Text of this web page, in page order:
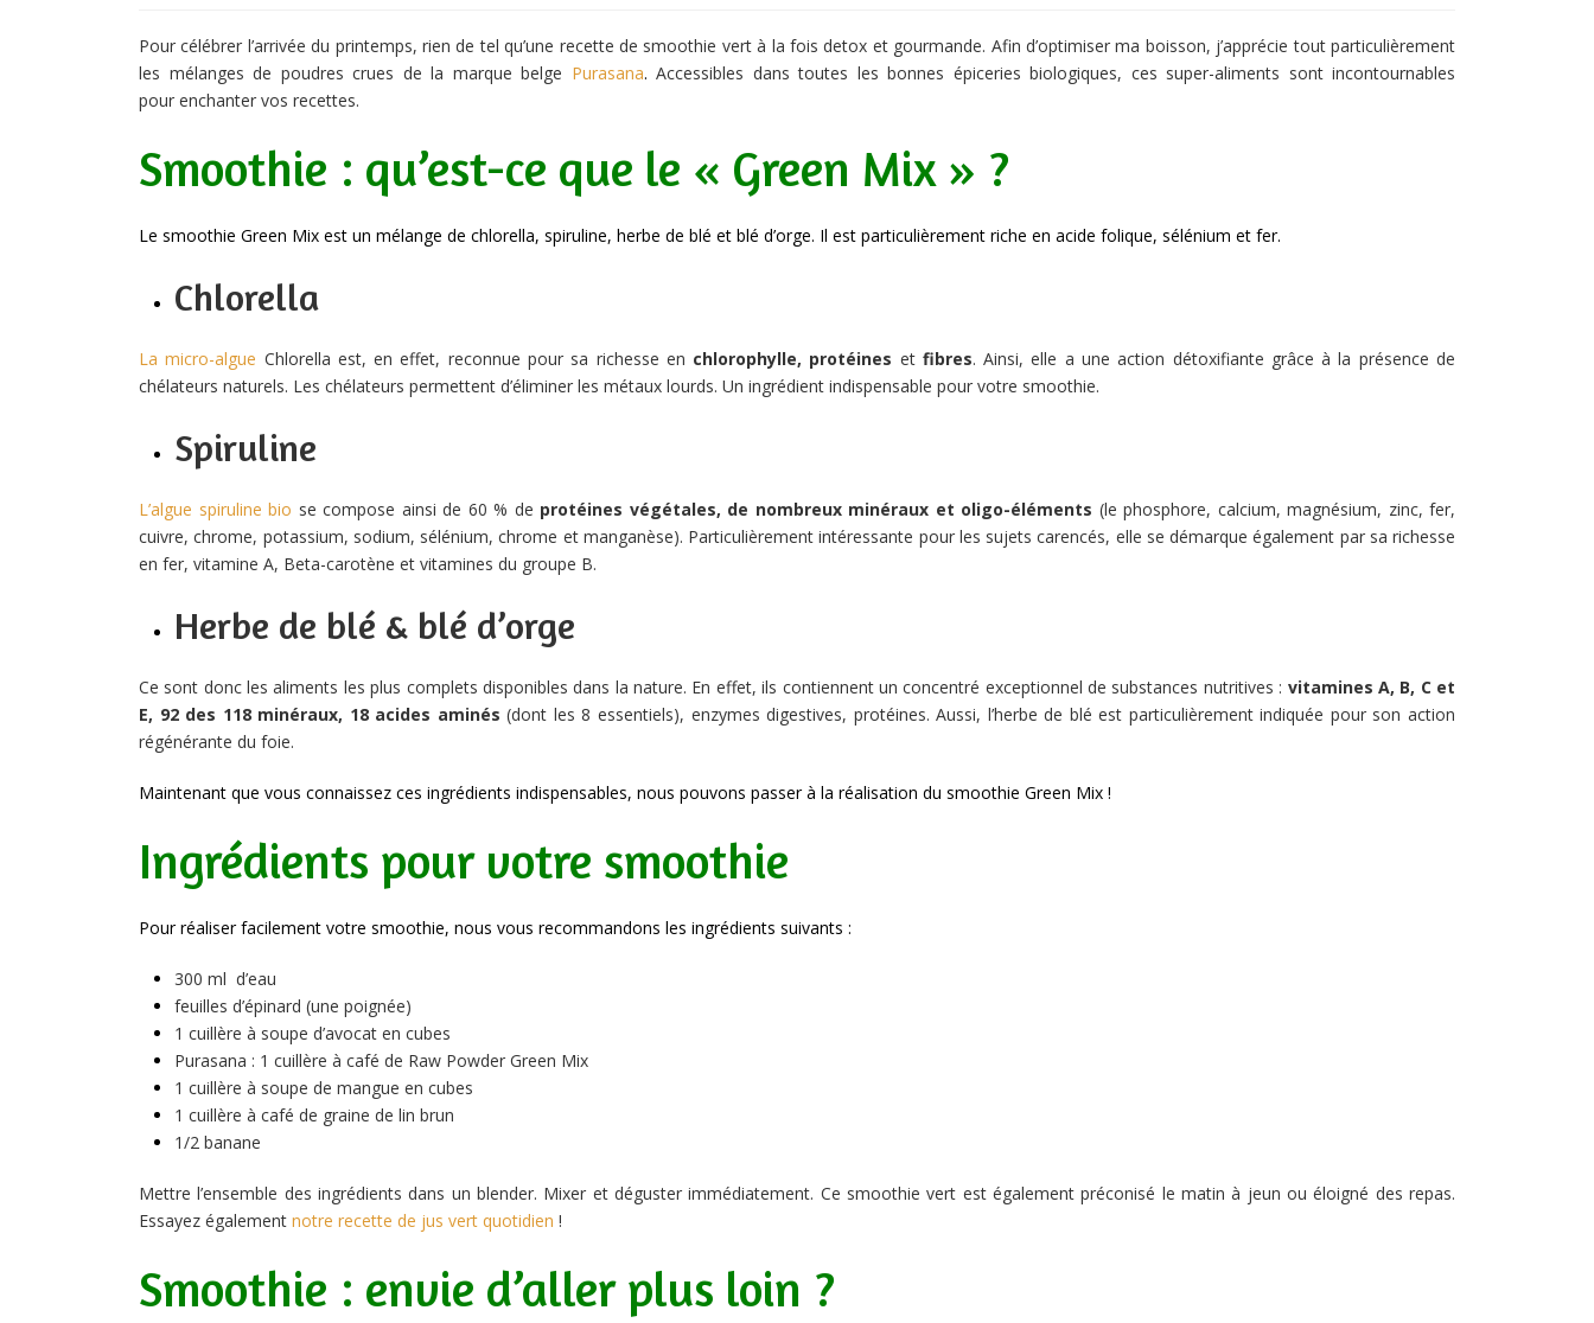
Pour célébrer l’arrivée du printemps, rien de tel qu’une recette de smoothie vert à la fois detox et gourmande. Afin d’optimiser ma boisson, j’apprécie tout particulièrement
les mélanges de poudres crues de la marque belge Purasana. Accessibles dans toutes les bonnes épiceries biologiques, ces super-aliments sont incontournables
pour enchanter vos recettes.
Smoothie : qu’est-ce que le « Green Mix » ?
Le smoothie Green Mix est un mélange de chlorella, spiruline, herbe de blé et blé d’orge. Il est particulièrement riche en acide folique, sélénium et fer.
Chlorella
La micro-algue Chlorella est, en effet, reconnue pour sa richesse en chlorophylle, protéines et fibres. Ainsi, elle a une action détoxifiante grâce à la présence de
chélateurs naturels. Les chélateurs permettent d’éliminer les métaux lourds. Un ingrédient indispensable pour votre smoothie.
Spiruline
L’algue spiruline bio se compose ainsi de 60 % de protéines végétales, de nombreux minéraux et oligo-éléments (le phosphore, calcium, magnésium, zinc, fer,
cuivre, chrome, potassium, sodium, sélénium, chrome et manganèse). Particulièrement intéressante pour les sujets carencés, elle se démarque également par sa richesse
en fer, vitamine A, Beta-carotène et vitamines du groupe B.
Herbe de blé & blé d’orge
Ce sont donc les aliments les plus complets disponibles dans la nature. En effet, ils contiennent un concentré exceptionnel de substances nutritives : vitamines A, B, C et
E, 92 des 118 minéraux, 18 acides aminés (dont les 8 essentiels), enzymes digestives, protéines. Aussi, l’herbe de blé est particulièrement indiquée pour son action
régénérante du foie.
Maintenant que vous connaissez ces ingrédients indispensables, nous pouvons passer à la réalisation du smoothie Green Mix !
Ingrédients pour votre smoothie
Pour réaliser facilement votre smoothie, nous vous recommandons les ingrédients suivants :
300 ml d’eau
feuilles d’épinard (une poignée)
1 cuillère à soupe d’avocat en cubes
Purasana : 1 cuillère à café de Raw Powder Green Mix
1 cuillère à soupe de mangue en cubes
1 cuillère à café de graine de lin brun
1/2 banane
Mettre l’ensemble des ingrédients dans un blender. Mixer et déguster immédiatement. Ce smoothie vert est également préconisé le matin à jeun ou éloigné des repas.
Essayez également notre recette de jus vert quotidien !
Smoothie : envie d’aller plus loin ?